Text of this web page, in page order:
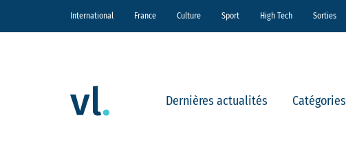
International France Culture Sport High Tech Sorties
Dernières actualités Catégories